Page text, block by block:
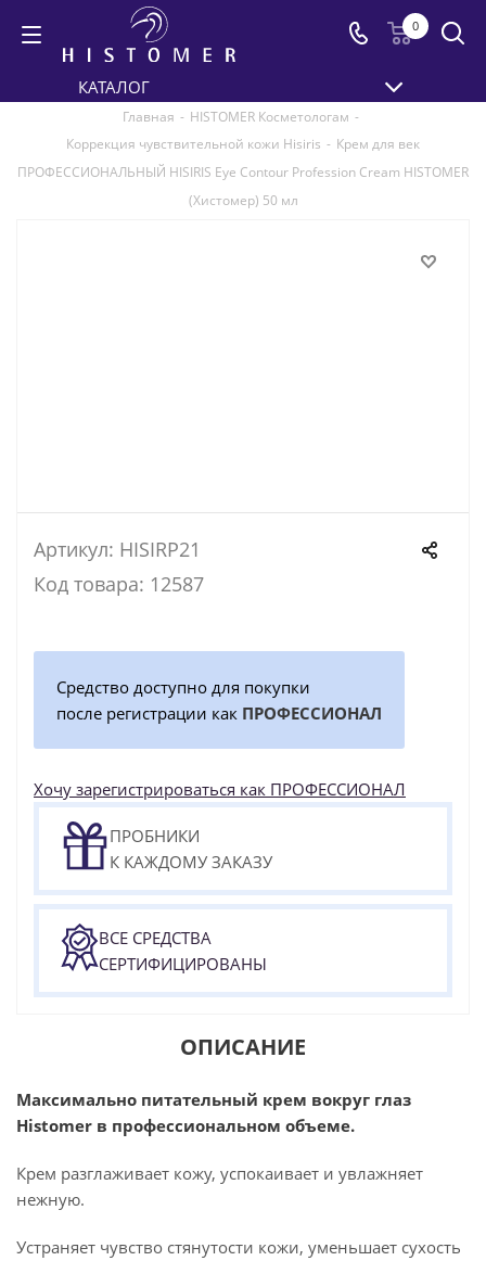
0
КАТАЛОГ
Главная - HISTOMER Косметологам -
Коррекция чувствительной кожи Hisiris - Крем для век
ПРОФЕССИОНАЛЬНЫЙ HISIRIS Eye Contour Profession Cream HISTOMER
(Хистомер) 50 мл
Артикул: HISIRP21
Код товара: 12587
Средство доступно для покупки
после регистрации как ПРОФЕССИОНАЛ
Хочу зарегистрироваться как ПРОФЕССИОНАЛ
ПРОБНИКИ
К КАЖДОМУ ЗАКАЗУ
ВСЕ СРЕДСТВА
СЕРТИФИЦИРОВАНЫ
ОПИСАНИЕ
Максимально питательный крем вокруг глаз
Histomer в профессиональном объеме.
Крем разглаживает кожу, успокаивает и увлажняет
нежную.
Устраняет чувство стянутости кожи, уменьшает сухость